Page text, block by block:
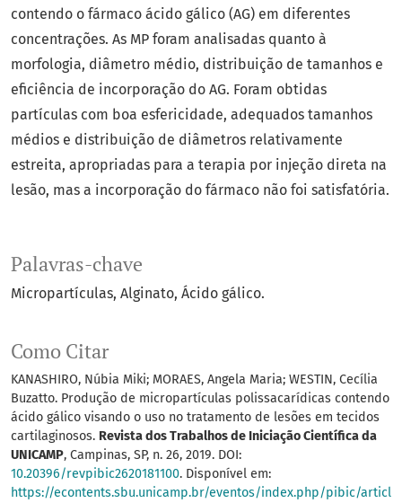
Palavras-chave
Micropartículas Alginato Ácido gálico.
Como Citar
KANASHIRO, Núbia Miki; MORAES, Angela Maria; WESTIN, Cecília
Buzatto. Produção de micropartículas polissacarídicas contendo
ácido gálico visando o uso no tratamento de lesões em tecidos
cartilaginosos. Revista dos Trabalhos de Iniciação Científica da
UNICAMP, Campinas, SP, n. 26, 2019. DOI:
10.20396/revpibic2620181100. Disponível em:
https://econtents.sbu.unicamp.br/eventos/index.php/pibic/articl
contendo o fármaco ácido gálico (AG) em diferentes
concentrações. As MP foram analisadas quanto à
morfologia, diâmetro médio, distribuição de tamanhos e
eficiência de incorporação do AG. Foram obtidas
partículas com boa esfericidade, adequados tamanhos
médios e distribuição de diâmetros relativamente
estreita, apropriadas para a terapia por injeção direta na
lesão, mas a incorporação do fármaco não foi satisfatória.